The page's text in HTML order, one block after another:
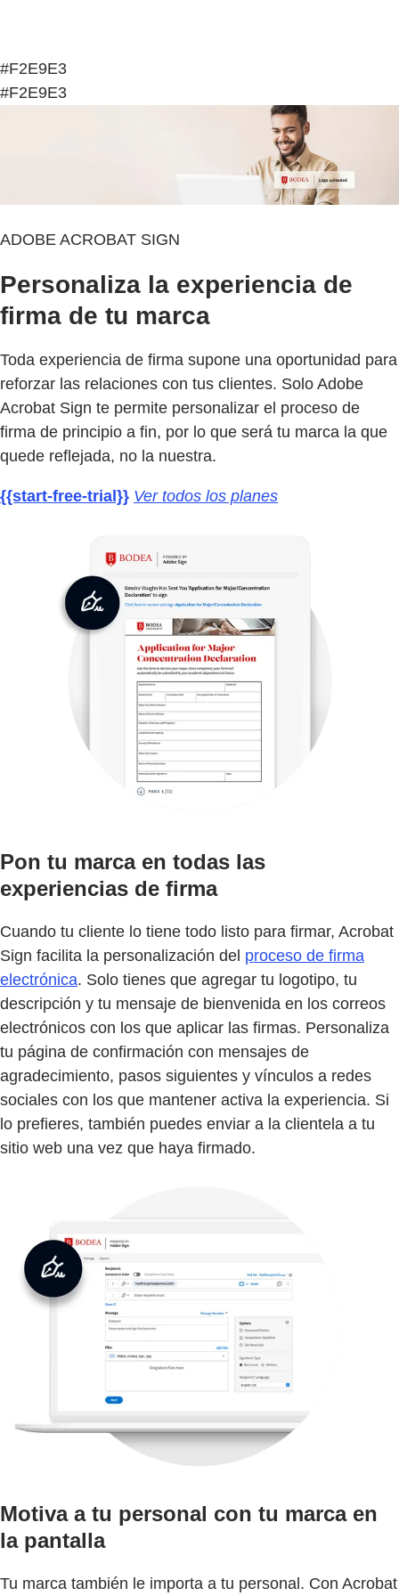
#F2E9E3
#F2E9E3
ADOBE ACROBAT SIGN
Personaliza la experiencia de
firma de tu marca
Toda experiencia de firma supone una oportunidad para
reforzar las relaciones con tus clientes. Solo Adobe
Acrobat Sign te permite personalizar el proceso de
firma de principio a fin, por lo que será tu marca la que
quede reflejada, no la nuestra.
{{start-free-trial}} Ver todos los planes
Pon tu marca en todas las
experiencias de firma
Cuando tu cliente lo tiene todo listo para firmar, Acrobat
Sign facilita la personalización del proceso de firma
electrónica. Solo tienes que agregar tu logotipo, tu
descripción y tu mensaje de bienvenida en los correos
electrónicos con los que aplicar las firmas. Personaliza
tu página de confirmación con mensajes de
agradecimiento, pasos siguientes y vínculos a redes
sociales con los que mantener activa la experiencia. Si
lo prefieres, también puedes enviar a la clientela a tu
sitio web una vez que haya firmado.
Motiva a tu personal con tu marca en
la pantalla
Tu marca también le importa a tu personal. Con Acrobat